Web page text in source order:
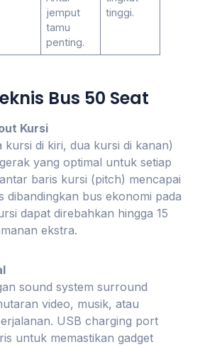
jemput
tamu
penting.
tinggi.
Bus 50 Seat
Kursi
kursi di kiri, dua kursi di kanan)
yang optimal untuk setiap
baris kursi (pitch) mencapai
dibandingkan bus ekonomi pada
dapat direbahkan hingga 15
ekstra.
sound system surround
video, musik, atau
USB charging port
untuk memastikan gadget